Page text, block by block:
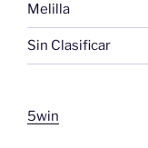
Melilla
Sin Clasificar
5win